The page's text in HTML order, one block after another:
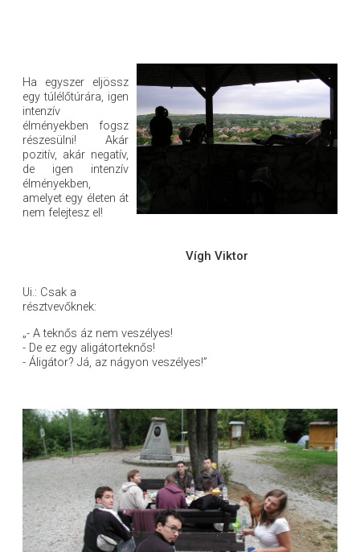
Ha egyszer eljössz
egy túlélőtúrára, igen
intenzív
élményekben fogsz
részesülni! Akár
pozitív, akár negatív,
de igen intenzív
élményekben,
amelyet egy életen át
nem felejtesz el!
Vígh Viktor
Ui.: Csak a
résztvevőknek:
„- A teknős áz nem veszélyes!
- De ez egy aligátorteknős!
- Áligátor? Já, az nágyon veszélyes!”